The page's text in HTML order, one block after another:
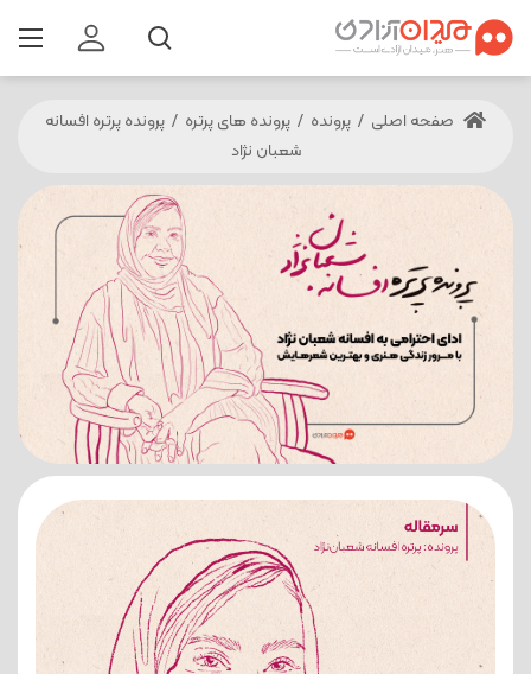
صفحه اصلی / پرونده / پرونده های پرتره / پرونده پرتره افسانه
شعبان نژاد